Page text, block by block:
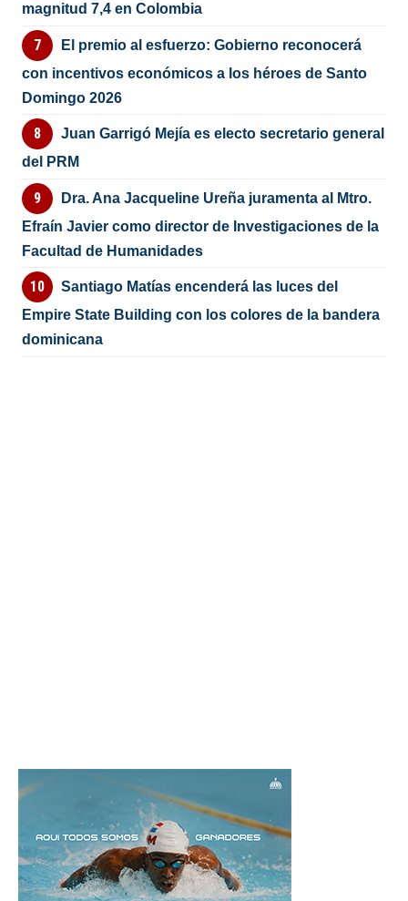
magnitud 7,4 en Colombia
El premio al esfuerzo: Gobierno reconocerá
con incentivos económicos a los héroes de Santo
Domingo 2026
Juan Garrigó Mejía es electo secretario general
del PRM
Dra. Ana Jacqueline Ureña juramenta al Mtro.
Efraín Javier como director de Investigaciones de la
Facultad de Humanidades
Santiago Matías encenderá las luces del
Empire State Building con los colores de la bandera
dominicana